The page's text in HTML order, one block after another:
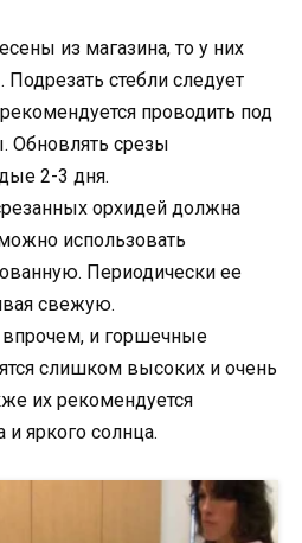
из магазина, то у них
стебли следует
проводить под
Обновлять срезы
2-3 дня.
орхидей должна
использовать
Периодически ее
свежую.
впрочем, и горшечные
слишком высоких и очень
их рекомендуется
и яркого солнца.